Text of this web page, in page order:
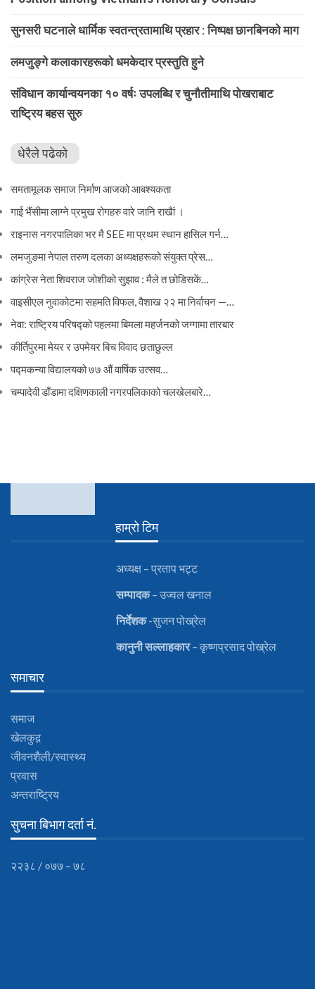
सुनसरी घटनाले धार्मिक स्वतन्त्रतामाथि प्रहार : निष्पक्ष छानबिनको माग
लमजुङ्गे कलाकारहरूकाे धमकेदार प्रस्तुति हुने
संविधान कार्यान्वयनका १० वर्षः उपलब्धि र चुनौतीमाथि पोखराबाट
राष्ट्रिय बहस सुरु
धेरैले पढेको
समतामूलक समाज निर्माण आजको आबश्यकता
गाई भैंसीमा लाग्ने प्रमुख रोगहरु वारे जानि राखैां ।
राइनास नगरपालिका भर मै SEE मा प्रथम स्थान हासिल गर्न…
लमजुङमा नेपाल तरुण दलका अध्यक्षहरूको संयुक्त प्रेस…
कांग्रेस नेता शिवराज जोशीको सुझाव : मैले त छोडिसकें…
वाइसीएल नुवाकोटमा सहमति विफल, वैशाख २२ मा निर्वाचन —…
नेवा: राष्ट्रिय परिषद्को पहलमा बिमला महर्जनको जग्गामा तारबार
कीर्तिपुरमा मेयर र उपमेयर बिच विवाद छताछुल्ल
पद्मकन्या विद्यालयको ७७ औं ‌‌वार्षिक ‌उत्सव…
चम्पादेवी डाँडामा दक्षिणकाली नगरपलिकाको चलखेलबारे…
हाम्रो टिम
अध्यक्ष – प्रताप भट्ट
सम्पादक– उज्वल खनाल
निर्देशक-सुजन पोख्रेल
कानुनीसल्लाहकार– कृष्णप्रसाद पोख्रेल
समाचार
समाज
खेलकुद़़
जीवनशैली/स्वास्थ्य
प्रवास
अन्तराष्ट्रिय
सुचना बिभाग दर्ता नं.
२२३८ / ०७७ – ७८